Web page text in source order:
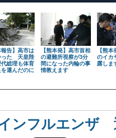
報告】高市は
った 天皇陛
総理も体育
運んだのに
【熊本発】高市首相
の避難所視察が3分
間になった内輪の事
情教えます
【熊
のイカ
露しま
ンフルエンザ